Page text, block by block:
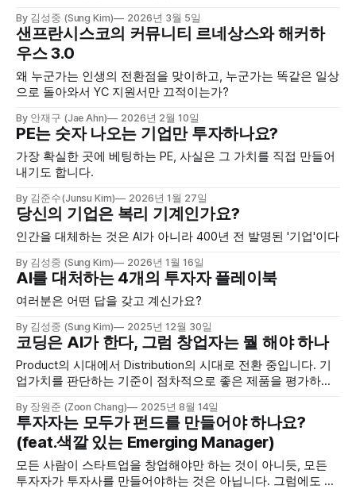
By 김성중 (Sung Kim) 2026년 3월 5일
샌프란시스코의 커뮤니티 르네상스와 해커하
우스 3.0
왜 누군가는 인생의 전환점을 맞이하고, 누군가는 똑같은 일상
으로 돌아와서 YC 지원서만 끄적이는가?
By 안재구 (Jae Ahn) 2026년 2월 10일
PE는 숫자 나오는 기업만 투자하나요?
가장 확실한 곳에 베팅하는 PE, 사실은 그 가치를 직접 만들어
내기도 합니다.
By 김준수(Junsu Kim) 2026년 1월 27일
당신의 기업은 복리 기계인가요?
인간을 대체하는 것은 AI가 아니라 400년 전 발명된 '기업'이다
By 김성중 (Sung Kim) 2026년 1월 16일
AI를 대처하는 4개의 투자자 플레이북
여러분은 어떤 답을 갖고 계신가요?
By 김성중 (Sung Kim) 2025년 12월 30일
코딩은 AI가 한다, 그럼 창업자는 뭘 해야 하나
Product의 시대에서 Distribution의 시대로 전환 중입니다. 기
업가치를 판단하는 기준이 점차적으로 좋은 제품을 평가하던
게 바뀔까요?
By 장원준 (Zoon Chang) 2025년 8월 14일
투자자는 모두가 펀드를 만들어야 하나요?
(feat.색깔 있는 Emerging Manager)
모든 사람이 스타트업을 창업해야만 하는 것이 아니듯, 모든
투자자가 투자사를 만들어야하는 것은 아닙니다. 그럼에도 누